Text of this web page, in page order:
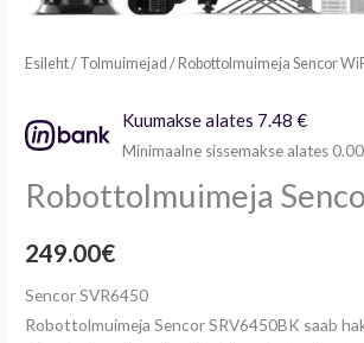
Esileht/ Tolmuimejad / Robottolmuimeja Sencor
Kuumakse alates 7.48 €
Minimaalne sissemakse alates
Robottolmuimeja
249.00€
Sencor SVR6450
Robottolmuimeja Sencor SRV6450BK saab